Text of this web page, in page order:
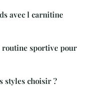
avec l carnitine
routine sportive pour
styles choisir ?